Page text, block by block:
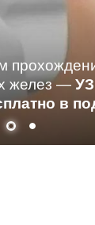
желез —
в